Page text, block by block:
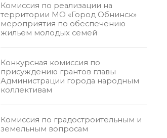
Комиссия по реализации на
территории МО «Город Обнинск»
мероприятия по обеспечению
жильем молодых семей
Конкурсная комиссия по
присуждению грантов главы
Администрации города народным
коллективам
Комиссия по градостроительным и
земельным вопросам